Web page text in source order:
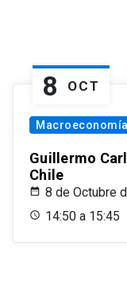
8 OCT
Macroeconomía
Guillermo
Chile
8 de Octubre
14:50 a 15:45